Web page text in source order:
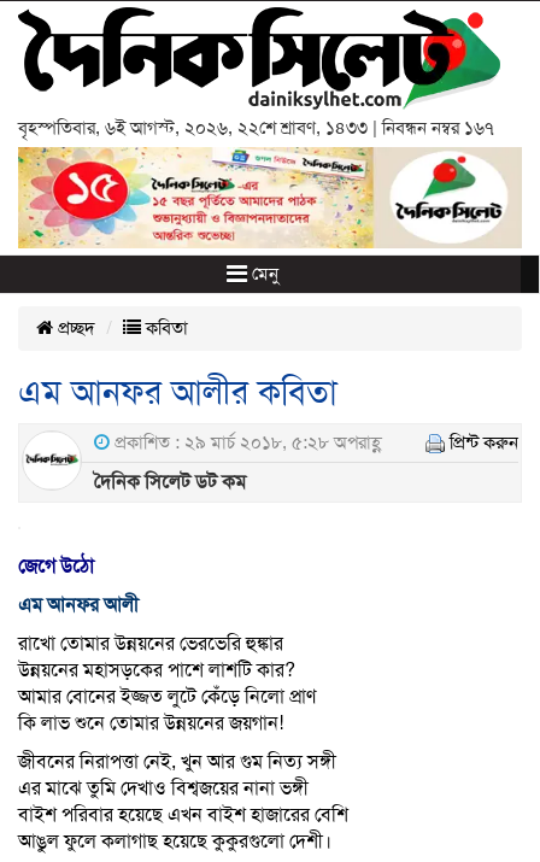
বৃহস্পতিবার, ৬ই আগস্ট, ২০২৬, ২২শে শ্রাবণ, ১৪৩৩ | নিবন্ধন নম্বর ১৬৭
মেনু
প্রচ্ছদ কবিতা
এম আনফর আলীর কবিতা
প্রকাশিত : ২৯ মার্চ ২০১৮, ৫:২৮ অপরাহ্ণ প্রিন্ট করুন
দৈনিক সিলেট ডট কম
জেগে উঠো
এম আনফর আলী
রাখো তোমার উন্নয়নের ভেরভেরি হুঙ্কার
উন্নয়নের মহাসড়কের পাশে লাশটি কার?
আমার বোনের ইজ্জত লুটে কেঁড়ে নিলো প্রাণ
কি লাভ শুনে তোমার উন্নয়নের জয়গান!
জীবনের নিরাপত্তা নেই, খুন আর গুম নিত্য সঙ্গী
এর মাঝে তুমি দেখাও বিশ্বজয়ের নানা ভঙ্গী
বাইশ পরিবার হয়েছে এখন বাইশ হাজারের বেশি
আঙুল ফুলে কলাগাছ হয়েছে কুকুরগুলো দেশী।